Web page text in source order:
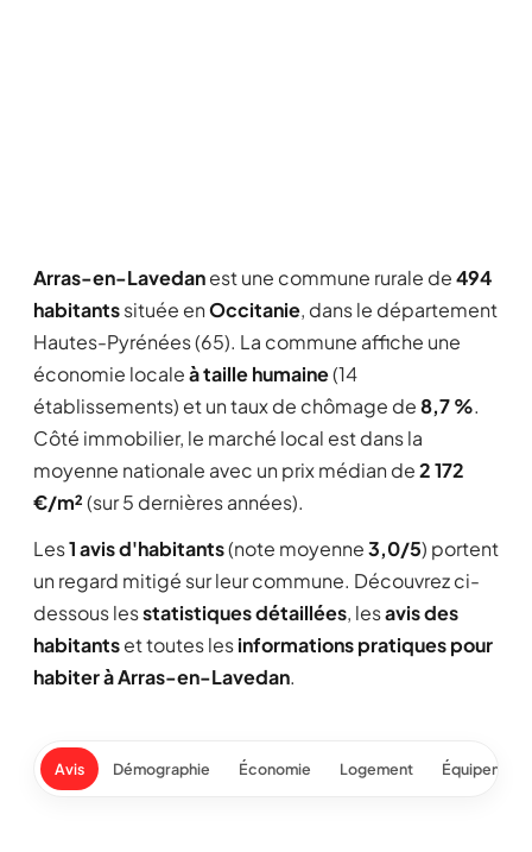
Arras-en-Lavedanest une commune rurale de494
habitantssituée enOccitanie, dans le département
Hautes-Pyrénées (65). La commune affiche une
économie localeà taille humaine(14
établissements) et un taux de chômage de8,7 %.
Côté immobilier, le marché local est dans la
moyenne nationale avec un prix médian de2 172
€/m²(sur 5 dernières années).
Les1 avis d'habitants(note moyenne3,0/5) portent
un regard mitigé sur leur commune. Découvrez ci-
dessous lesstatistiques détaillées, lesavis des
habitantset toutes lesinformations pratiques pour
habiter à Arras-en-Lavedan.
Avis Démographie Économie Logement